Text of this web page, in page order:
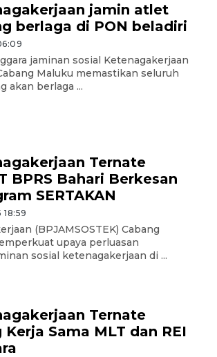
jamin atlet
berlaga di PON beladiri
jaminan sosial Ketenagakerjaan
Maluku memastikan seluruh
akan berlaga ...
Ternate
BPRS Bahari Berkesan
SERTAKAN
(BPJAMSOSTEK) Cabang
upaya perluasan
sosial ketenagakerjaan di ...
Ternate
Kerja Sama MLT dan REI